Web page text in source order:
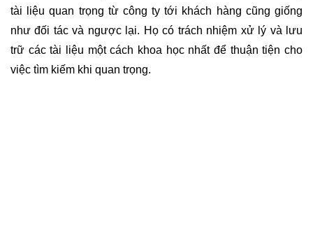
tài liệu quan trọng từ công ty tới khách hàng cũng giống
như đối tác và ngược lại. Họ có trách nhiệm xử lý và lưu
trữ các tài liệu một cách khoa học nhất để thuận tiện cho
việc tìm kiếm khi quan trọng.